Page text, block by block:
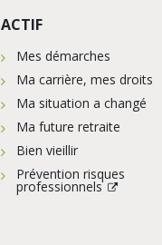
ACTIF
Mes démarches
Ma carrière, mes droits
Ma situation a changé
Ma future retraite
Bien vieillir
Prévention risques
professionnels